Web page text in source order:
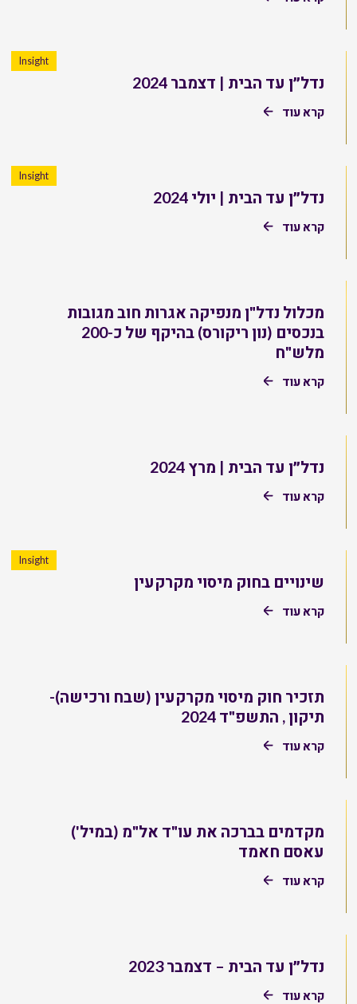
נדל״ן עד הבית | דצמבר 2024
Insight
קרא עוד
נדל״ן עד הבית | יולי 2024
Insight
קרא עוד
מכלול נדל"ן מנפיקה אגרות חוב מגובות
בנכסים (נון ריקורס) בהיקף של כ-200
מלש"ח
קרא עוד
נדל״ן עד הבית | מרץ 2024
קרא עוד
שינויים בחוק מיסוי מקרקעין
Insight
קרא עוד
תזכיר חוק מיסוי מקרקעין (שבח ורכישה)-
תיקון , התשפ"ד 2024
קרא עוד
מקדמים בברכה את עו"ד אל"מ (במיל')
עאסם חאמד
קרא עוד
נדל״ן עד הבית – דצמבר 2023
קרא עוד